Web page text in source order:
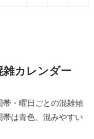
雑カレンダー
・曜日ごとの混雑傾
は青色、混みやすい